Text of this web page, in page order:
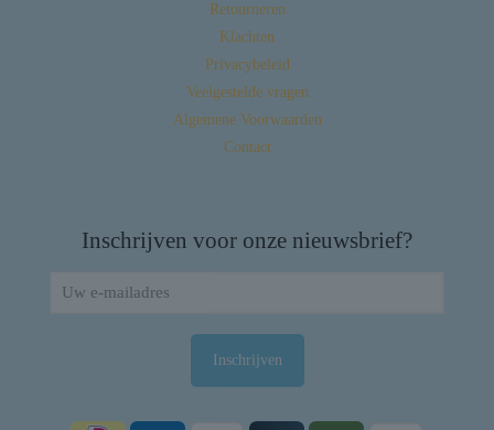
Retourneren
Klachten
Privacybeleid
Veelgestelde vragen
Algemene Voorwaarden
Contact
Inschrijven voor onze nieuwsbrief?